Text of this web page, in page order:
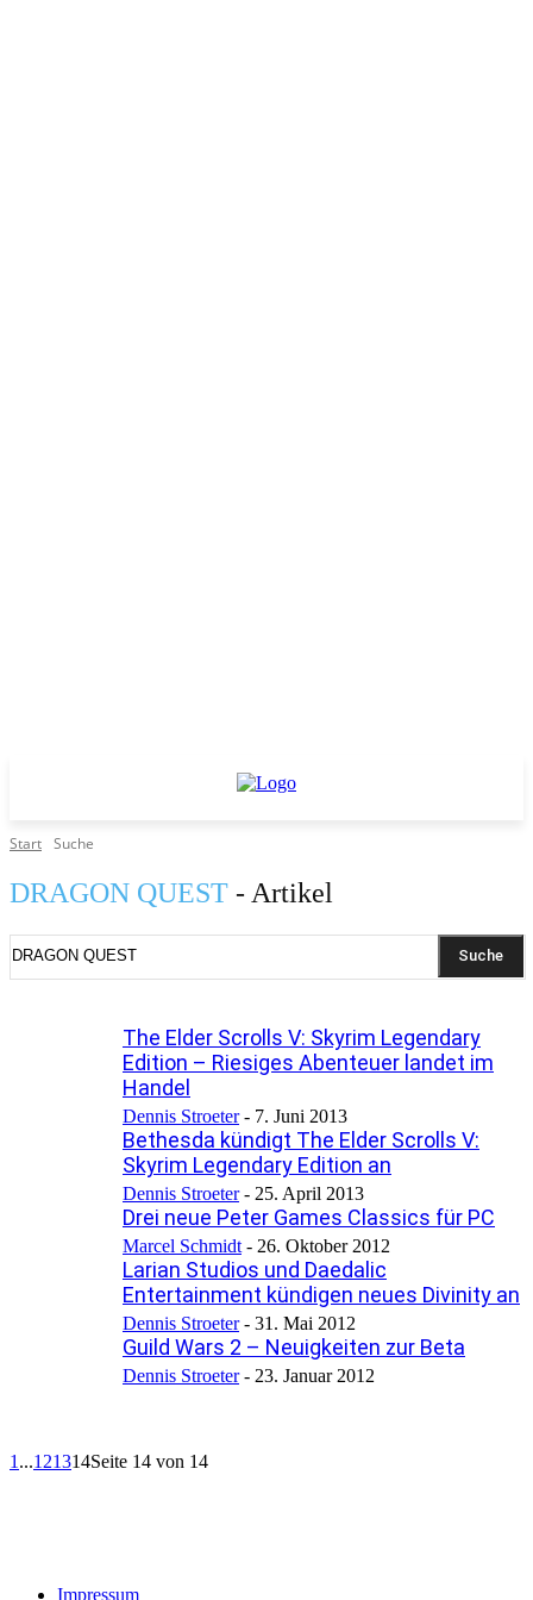
Start Suche
DRAGON QUEST - Artikel
Suche
The Elder Scrolls V: Skyrim Legendary
Edition – Riesiges Abenteuer landet im
Handel
Dennis Stroeter - 7. Juni 2013
Bethesda kündigt The Elder Scrolls V:
Skyrim Legendary Edition an
Dennis Stroeter - 25. April 2013
Drei neue Peter Games Classics für PC
Marcel Schmidt - 26. Oktober 2012
Larian Studios und Daedalic
Entertainment kündigen neues Divinity an
Dennis Stroeter - 31. Mai 2012
Guild Wars 2 – Neuigkeiten zur Beta
Dennis Stroeter - 23. Januar 2012
1 ...121314Seite 14 von 14
Impressum